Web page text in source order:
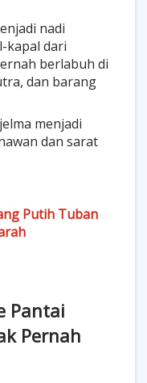
nadi
kapal dari
berlabuh di
dan barang
menjadi
dan sarat
Putih Tuban
Pantai
Pernah